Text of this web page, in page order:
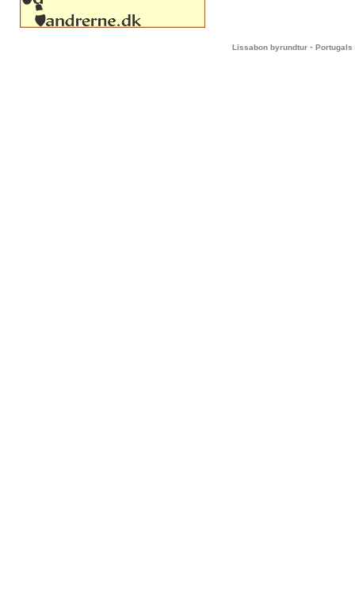
Lissabon byrundtur - Portugals